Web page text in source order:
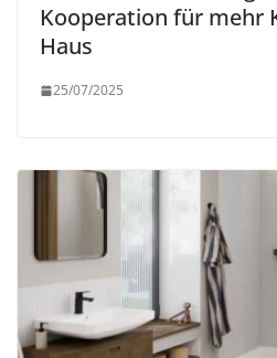
Kooperation für mehr
Haus
25/07/2025